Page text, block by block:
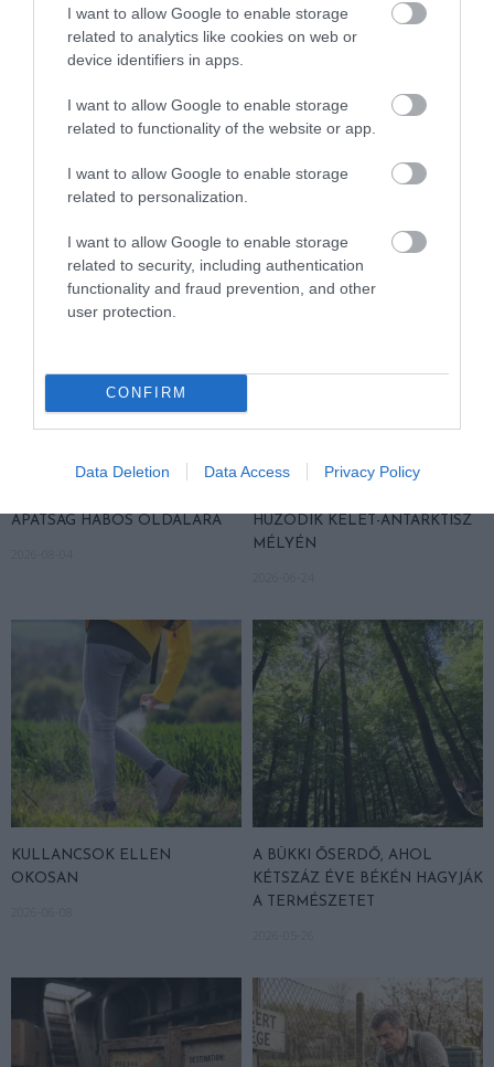
I want to allow Google to enable storage
related to analytics like cookies on web or
device identifiers in apps.
I want to allow Google to enable storage
related to functionality of the website or app.
I want to allow Google to enable storage
related to personalization.
I want to allow Google to enable storage
related to security, including authentication
functionality and fraud prevention, and other
user protection.
CONFIRM
Data Deletion Data Access Privacy Policy
GYÓGYNÖVÉNYKERTBE ÉS
2026-08-04
PANNONHALMI FŐAPÁTSÁG
PINCÉSZETÉBE
2026-08-04
KIRÁNDULÁS A RAVAZDI
APÁTSÁG HABOS OLDALÁRA
A JÉG ALATT NEM ÜRESSÉG
HÚZÓDIK KELET-ANTARKTISZ
MÉLYÉN
KULLANCSOK ELLEN
OKOSAN
A BÜKKI ŐSERDŐ, AHOL
KÉTSZÁZ ÉVE BÉKÉN HAGYJÁK
A TERMÉSZETET